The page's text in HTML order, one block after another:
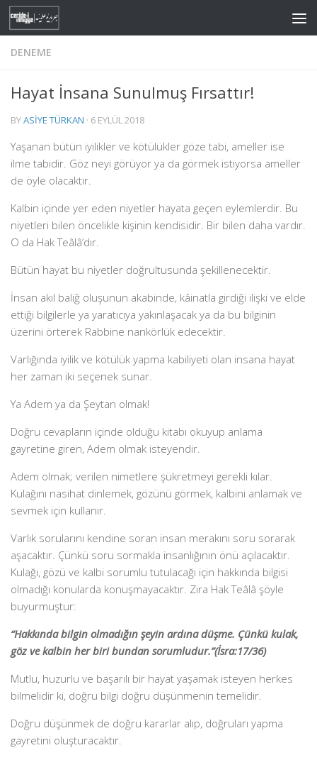
Skip to content
DENEME
Hayat İnsana Sunulmuş Fırsattır!
BYASIYE TÜRKAN · 6 EYLÜL 2018
Yaşanan bütün iyilikler ve kötülükler göze tabi, ameller ise
ilme tabidir. Göz neyi görüyor ya da görmek istiyorsa ameller
de öyle olacaktır.
Kalbin içinde yer eden niyetler hayata geçen eylemlerdir. Bu
niyetleri bilen öncelikle kişinin kendisidir. Bir bilen daha vardır.
O da Hak Teâlâ’dır.
Bütün hayat bu niyetler doğrultusunda şekillenecektir.
İnsan akıl baliğ oluşunun akabinde, kâinatla girdiği ilişki ve elde
ettiği bilgilerle ya yaratıcıya yakınlaşacak ya da bu bilginin
üzerini örterek Rabbine nankörlük edecektir.
Varlığında iyilik ve kötülük yapma kabiliyeti olan insana hayat
her zaman iki seçenek sunar.
Ya Adem ya da Şeytan olmak!
Doğru cevapların içinde olduğu kitabı okuyup anlama
gayretine giren, Adem olmak isteyendir.
Adem olmak; verilen nimetlere şükretmeyi gerekli kılar.
Kulağını nasihat dinlemek, gözünü görmek, kalbini anlamak ve
sevmek için kullanır.
Varlık sorularını kendine soran insan merakını soru sorarak
aşacaktır. Çünkü soru sormakla insanlığının önü açılacaktır.
Kulağı, gözü ve kalbi sorumlu tutulacağı için hakkında bilgisi
olmadığı konularda konuşmayacaktır. Zira Hak Teâlâ şöyle
buyurmuştur:
“Hakkında bilgin olmadığın şeyin ardına düşme. Çünkü kulak,
göz ve kalbin her biri bundan sorumludur.”(İsra:17/36)
Mutlu, huzurlu ve başarılı bir hayat yaşamak isteyen herkes
bilmelidir ki, doğru bilgi doğru düşünmenin temelidir.
Doğru düşünmek de doğru kararlar alıp, doğruları yapma
gayretini oluşturacaktır.